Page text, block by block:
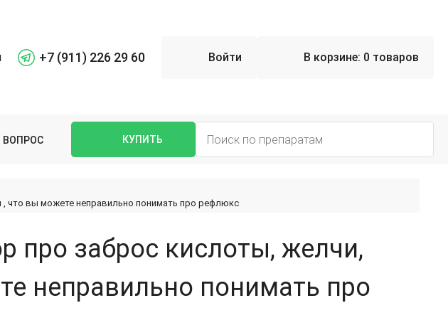
+7 (911) 226 29 60 Войти В корзине: 0 товаров
ВОПРОС КУПИТЬ
что вы можете неправильно понимать про рефлюкс
про заброс кислоты, желчи,
неправильно понимать про